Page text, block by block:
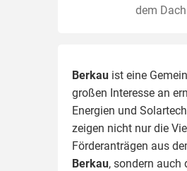
dem
Berkau ist eine
großen Interesse an
Energien und
zeigen nicht nur die
Förderanträgen aus
Berkau, sondern auch